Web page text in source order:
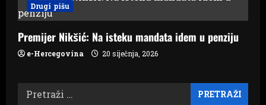
Drugi pišu
Premijer Nikšić: Na isteku mandata idem u penziju
e-Hercegovina 20 siječnja, 2026
Pretraži: